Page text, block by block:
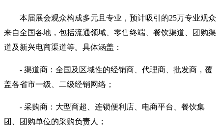
本届展会观众构成多元且专业，预计吸引的25万专业观众
来自全国各地，包括流通领域、零售终端、餐饮渠道、团购渠
道及新兴电商渠道等。具体涵盖：
- 渠道商：全国及区域性的经销商、代理商、批发商，覆
盖各省市一级、二级经销网络；
- 采购商：大型商超、连锁便利店、电商平台、餐饮集
团、团购单位的采购负责人；